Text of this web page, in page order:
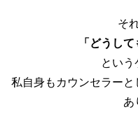
そ
「どうし
という
私自身もカウンセラー
あ